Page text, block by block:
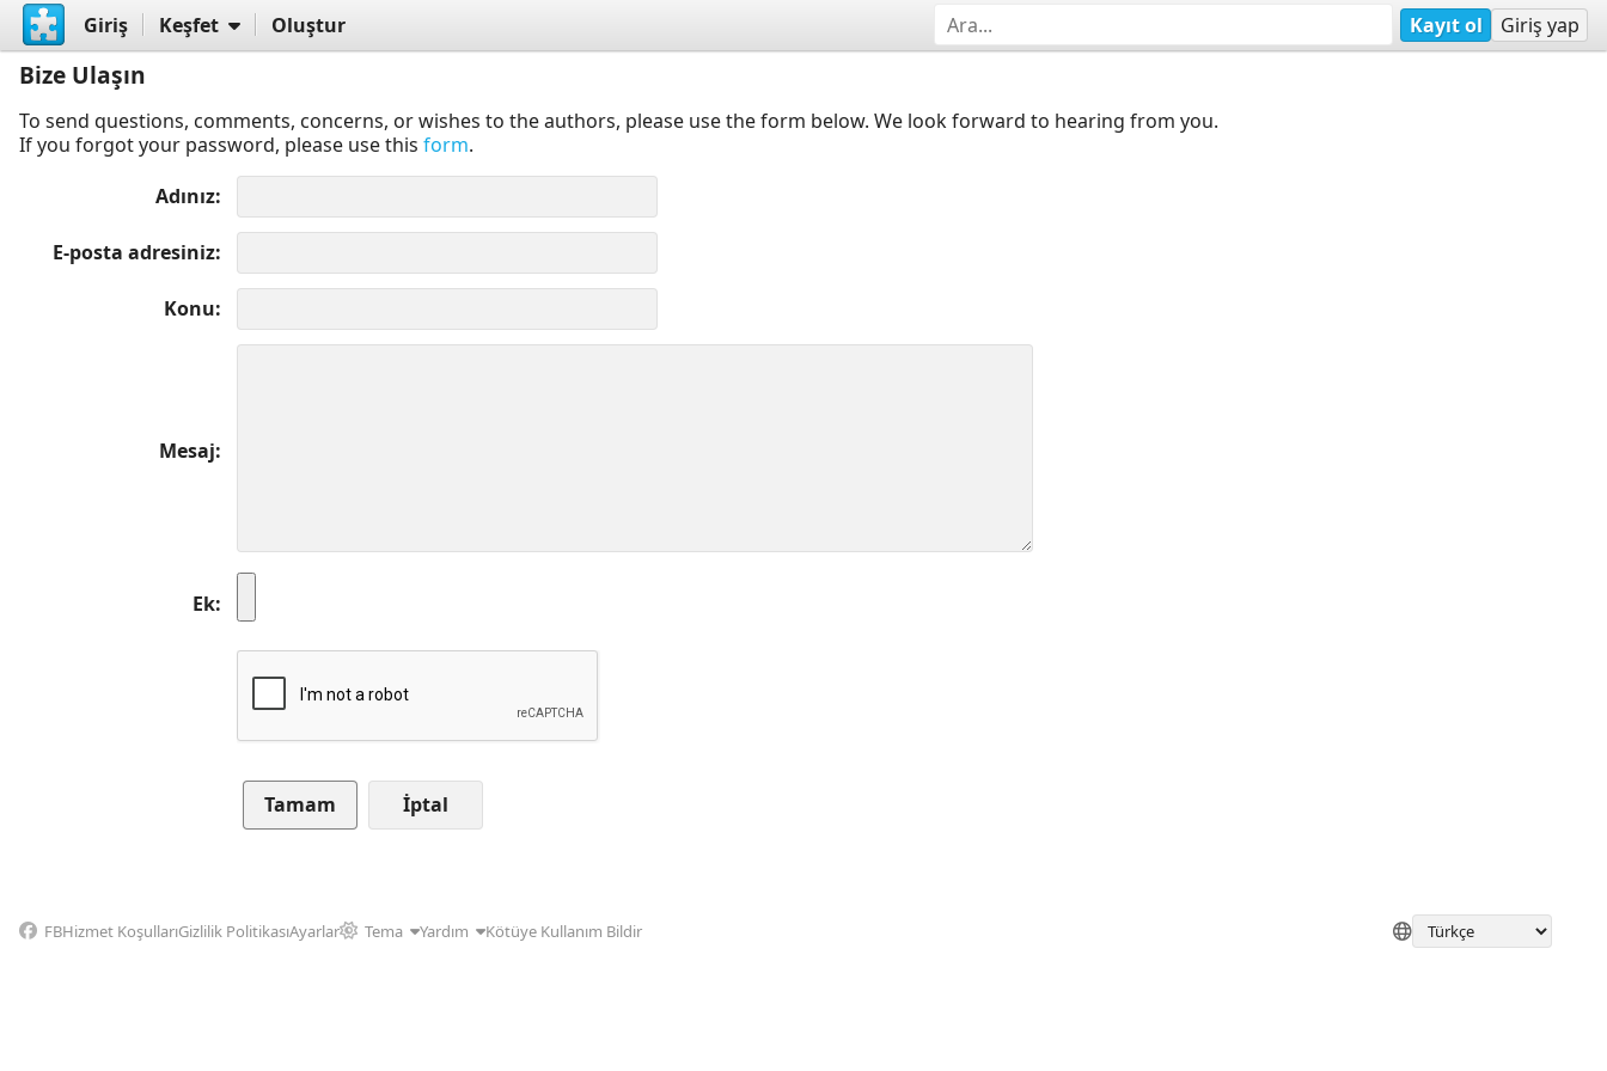
Giriş Keşfet Oluştur Kayıt ol Giriş yap
Bize Ulaşın
To send questions, comments, concerns, or wishes to the authors, please use the form below. We look forward to hearing from you.
If you forgot your password, please use this form.
Adınız
E-posta adresiniz
Konu
Mesaj
Ek
İptal
FBHizmet KoşullarıGizlilik PolitikasıAyarlar Tema Yardım Kötüye Kullanım Bildir